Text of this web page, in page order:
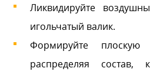
Ликвидируйте
игольчатый валик.
Формируйте плоскую
распределяя состав,